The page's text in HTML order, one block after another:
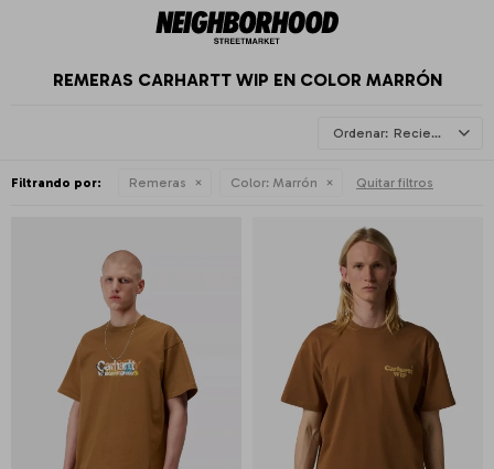
REMERAS CARHARTT WIP EN COLOR MARRÓN
Recientes
Filtrando por: Remeras Color: Marrón Quitar filtros